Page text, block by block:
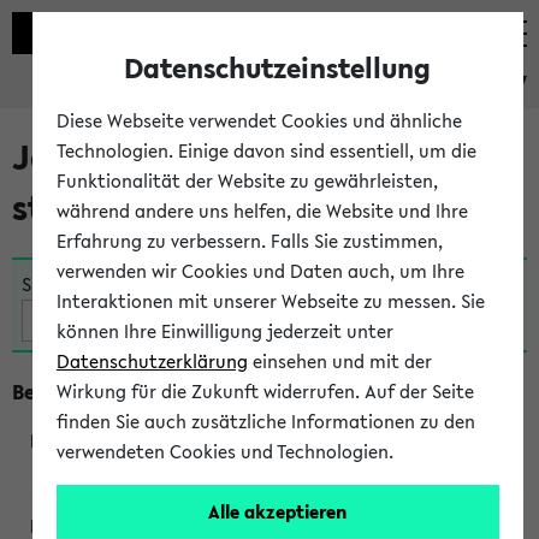
eKVV
Jetzt und in Kürze
stattfindende Veranstaltungen
Suche:
Beginn um 18 Uhr
Datenschutzeinstellung
Diese Webseite verwendet Cookies und ähnliche
Technologien. Einige davon sind essentiell, um die
Funktionalität der Website zu gewährleisten,
während andere uns helfen, die Website und Ihre
Erfahrung zu verbessern. Falls Sie zustimmen,
verwenden wir Cookies und Daten auch, um Ihre
Interaktionen mit unserer Webseite zu messen. Sie
können Ihre Einwilligung jederzeit unter
Datenschutzerklärung einsehen und mit der
Wirkung für die Zukunft widerrufen. Auf der Seite
finden Sie auch zusätzliche Informationen zu den
verwendeten Cookies und Technologien.
Alle akzeptieren